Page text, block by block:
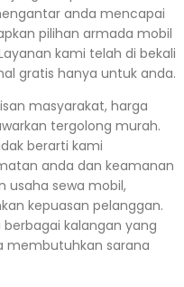
anda mencapai
pilihan armada mobil
kami telah di bekali
gratis hanya untuk anda.
masyarakat, harga
tergolong murah.
berarti kami
anda dan keamanan
usaha sewa mobil,
kepuasan pelanggan.
kalangan yang
membutuhkan sarana